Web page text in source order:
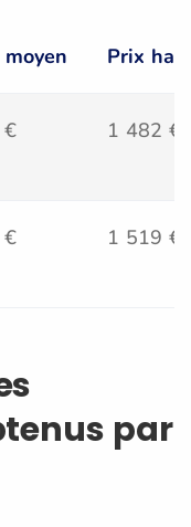
Prix
€ 1 482 €
€ 1 519 €
par